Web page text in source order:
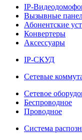
IP-
Вызывные
Абонентские
Конвертеры
Аксессуары
IP-СКУД
Сетевые
Сетевое
Беспроводное
Проводное
Система